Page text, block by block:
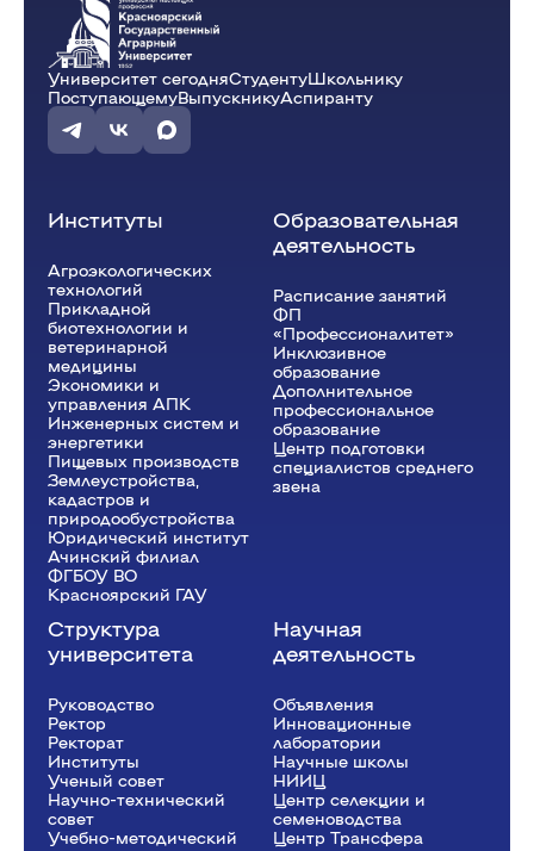
Университет сегодняСтудентуШкольнику
ПоступающемуВыпускникуАспиранту
Институты
Агроэкологических
технологий
Прикладной
биотехнологии и
ветеринарной
медицины
Экономики и
управления АПК
Инженерных систем и
энергетики
Пищевых производств
Землеустройства,
кадастров и
природообустройства
Юридический институт
Ачинский филиал
ФГБОУ ВО
Красноярский ГАУ
Образовательная
деятельность
Расписание занятий
ФП
«Профессионалитет»
Инклюзивное
образование
Дополнительное
профессиональное
образование
Центр подготовки
специалистов среднего
звена
Структура
университета
Руководство
Ректор
Рeкторат
Институты
Ученый совет
Научно-технический
совет
Учебно-методический
Научная
деятельность
Объявления
Инновационные
лаборатории
Научные школы
НИИЦ
Центр селекции и
семеноводства
Центр Трансфера